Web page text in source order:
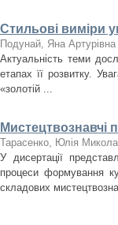
Стильові виміри
Подунай, Яна Артурівна
Актуальність теми
етапах її розвитку.
«золотій ...
Мистецтвознавчі
Тарасенко, Юлія
У дисертації
процеси формування
складових